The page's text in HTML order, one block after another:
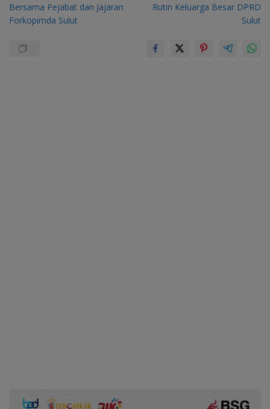
Bersama Pejabat dan Jajaran
Forkopimda Sulut
Rutin Keluarga Besar DPRD
Sulut